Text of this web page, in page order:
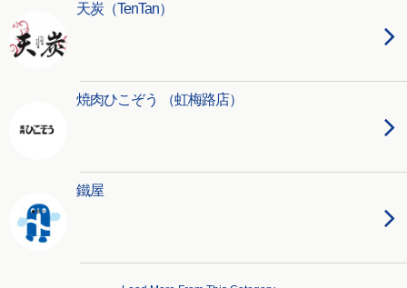
天炭（TenTan）
焼肉ひこぞう （虹梅路店）
鐵屋